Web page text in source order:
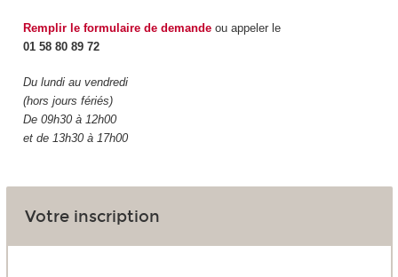
Remplir le formulaire de demandeou appeler le
01 58 80 89 72
Du lundi au vendredi
(hors jours fériés)
De 09h30 à 12h00
et de 13h30 à 17h00
Votre inscription